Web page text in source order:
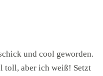
und cool geworden.
toll, aber ich weiß! Setzt